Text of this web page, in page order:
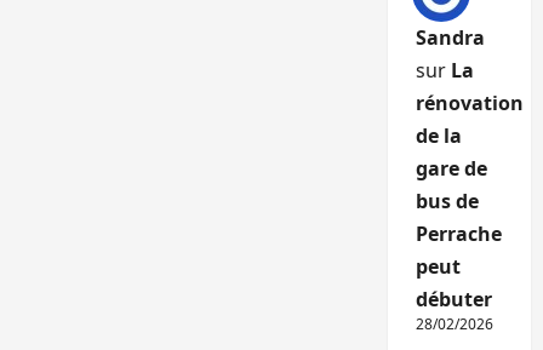
Sandra
sur La
rénovation
de la
gare de
bus de
Perrache
peut
débuter
28/02/2026